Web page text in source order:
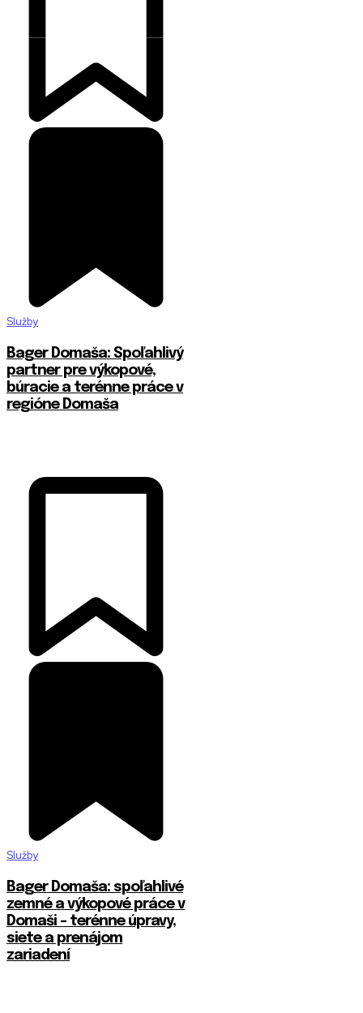
Služby
Bager Domaša: Spoľahlivý
partner pre výkopové,
búracie a terénne práce v
regióne Domaša
Služby
Bager Domaša: spoľahlivé
zemné a výkopové práce v
Domaši – terénne úpravy,
siete a prenájom
zariadení